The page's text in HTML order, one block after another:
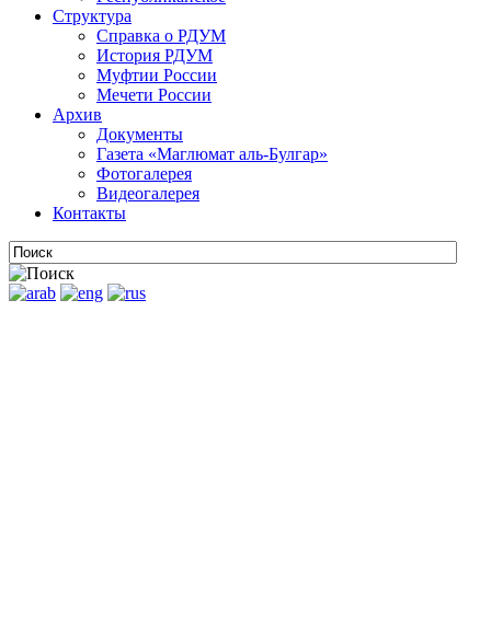
Структура
Справка о РДУМ
История РДУМ
Муфтии России
Мечети России
Архив
Документы
Газета «Маглюмат аль-Булгар»
Фотогалерея
Видеогалерея
Контакты